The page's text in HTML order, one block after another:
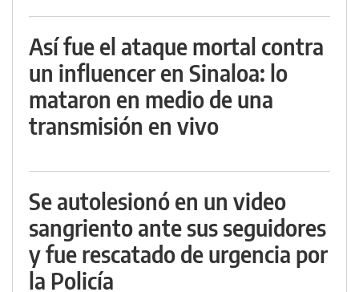
Así fue el ataque mortal contra
un influencer en Sinaloa: lo
mataron en medio de una
transmisión en vivo
Se autolesionó en un video
sangriento ante sus seguidores
y fue rescatado de urgencia por
la Policía